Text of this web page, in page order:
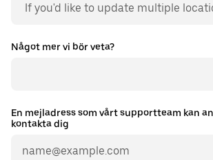
Något mer vi bör veta?
En mejladress som vårt supportteam kan
kontakta dig